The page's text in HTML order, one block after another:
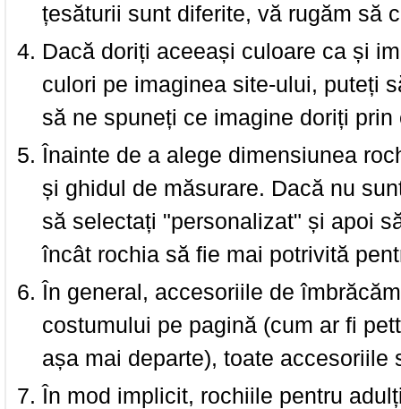
țesăturii sunt diferite, vă rugăm să
Dacă doriți aceeași culoare ca și
culori pe imaginea site-ului, puteți
să ne spuneți ce imagine doriți prin
Înainte de a alege dimensiunea
și ghidul de măsurare. Dacă nu
să selectați "personalizat" și apoi
încât rochia să fie mai potrivită
În general, accesoriile de
costumului pe pagină (cum ar fi
așa mai departe), toate accesoriile
În mod implicit, rochiile pentru